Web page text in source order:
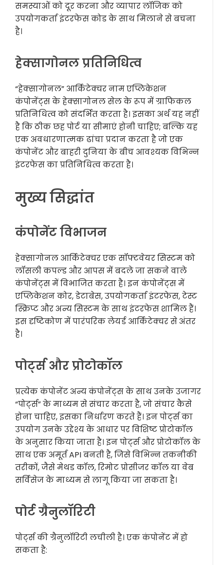
समस्याओं को दूर करना और व्यापार लॉजिक को
उपयोगकर्ता इंटरफेस कोड के साथ मिलाने से बचना
है।
हेक्सागोनल प्रतिनिधित्व
“हेक्सागोनल” आर्किटेक्चर नाम एप्लिकेशन
कंपोनेंट्स के हेक्सागोनल सेल के रूप में ग्राफिकल
प्रतिनिधित्व को संदर्भित करता है। इसका अर्थ यह नहीं
है कि ठीक छह पोर्ट या सीमाएं होनी चाहिए; बल्कि यह
एक अवधारणात्मक ढांचा प्रदान करता है जो एक
कंपोनेंट और बाहरी दुनिया के बीच आवश्यक विभिन्न
इंटरफेस का प्रतिनिधित्व करता है।
मुख्य सिद्धांत
कंपोनेंट विभाजन
हेक्सागोनल आर्किटेक्चर एक सॉफ्टवेयर सिस्टम को
लॉसली कपल्ड और आपस में बदले जा सकने वाले
कंपोनेंट्स में विभाजित करता है। इन कंपोनेंट्स में
एप्लिकेशन कोर, डेटाबेस, उपयोगकर्ता इंटरफेस, टेस्ट
स्क्रिप्ट और अन्य सिस्टम के साथ इंटरफेस शामिल हैं।
इस दृष्टिकोण में पारंपरिक लेयर्ड आर्किटेक्चर से अंतर
है।
पोर्ट्स और प्रोटोकॉल
प्रत्येक कंपोनेंट अन्य कंपोनेंट्स के साथ उनके उजागर
“पोर्ट्स” के माध्यम से संचार करता है, जो संचार कैसे
होना चाहिए, इसका निर्धारण करते हैं। इन पोर्ट्स का
उपयोग उनके उद्देश्य के आधार पर विशिष्ट प्रोटोकॉल
के अनुसार किया जाता है। इन पोर्ट्स और प्रोटोकॉल के
साथ एक अमूर्त API बनती है, जिसे विभिन्न तकनीकी
तरीकों, जैसे मेथड कॉल, रिमोट प्रोसीजर कॉल या वेब
सर्विसेज के माध्यम से लागू किया जा सकता है।
पोर्ट ग्रैनुलॉरिटी
पोर्ट्स की ग्रैनुलॉरिटी लचीली है। एक कंपोनेंट में हो
सकता है: